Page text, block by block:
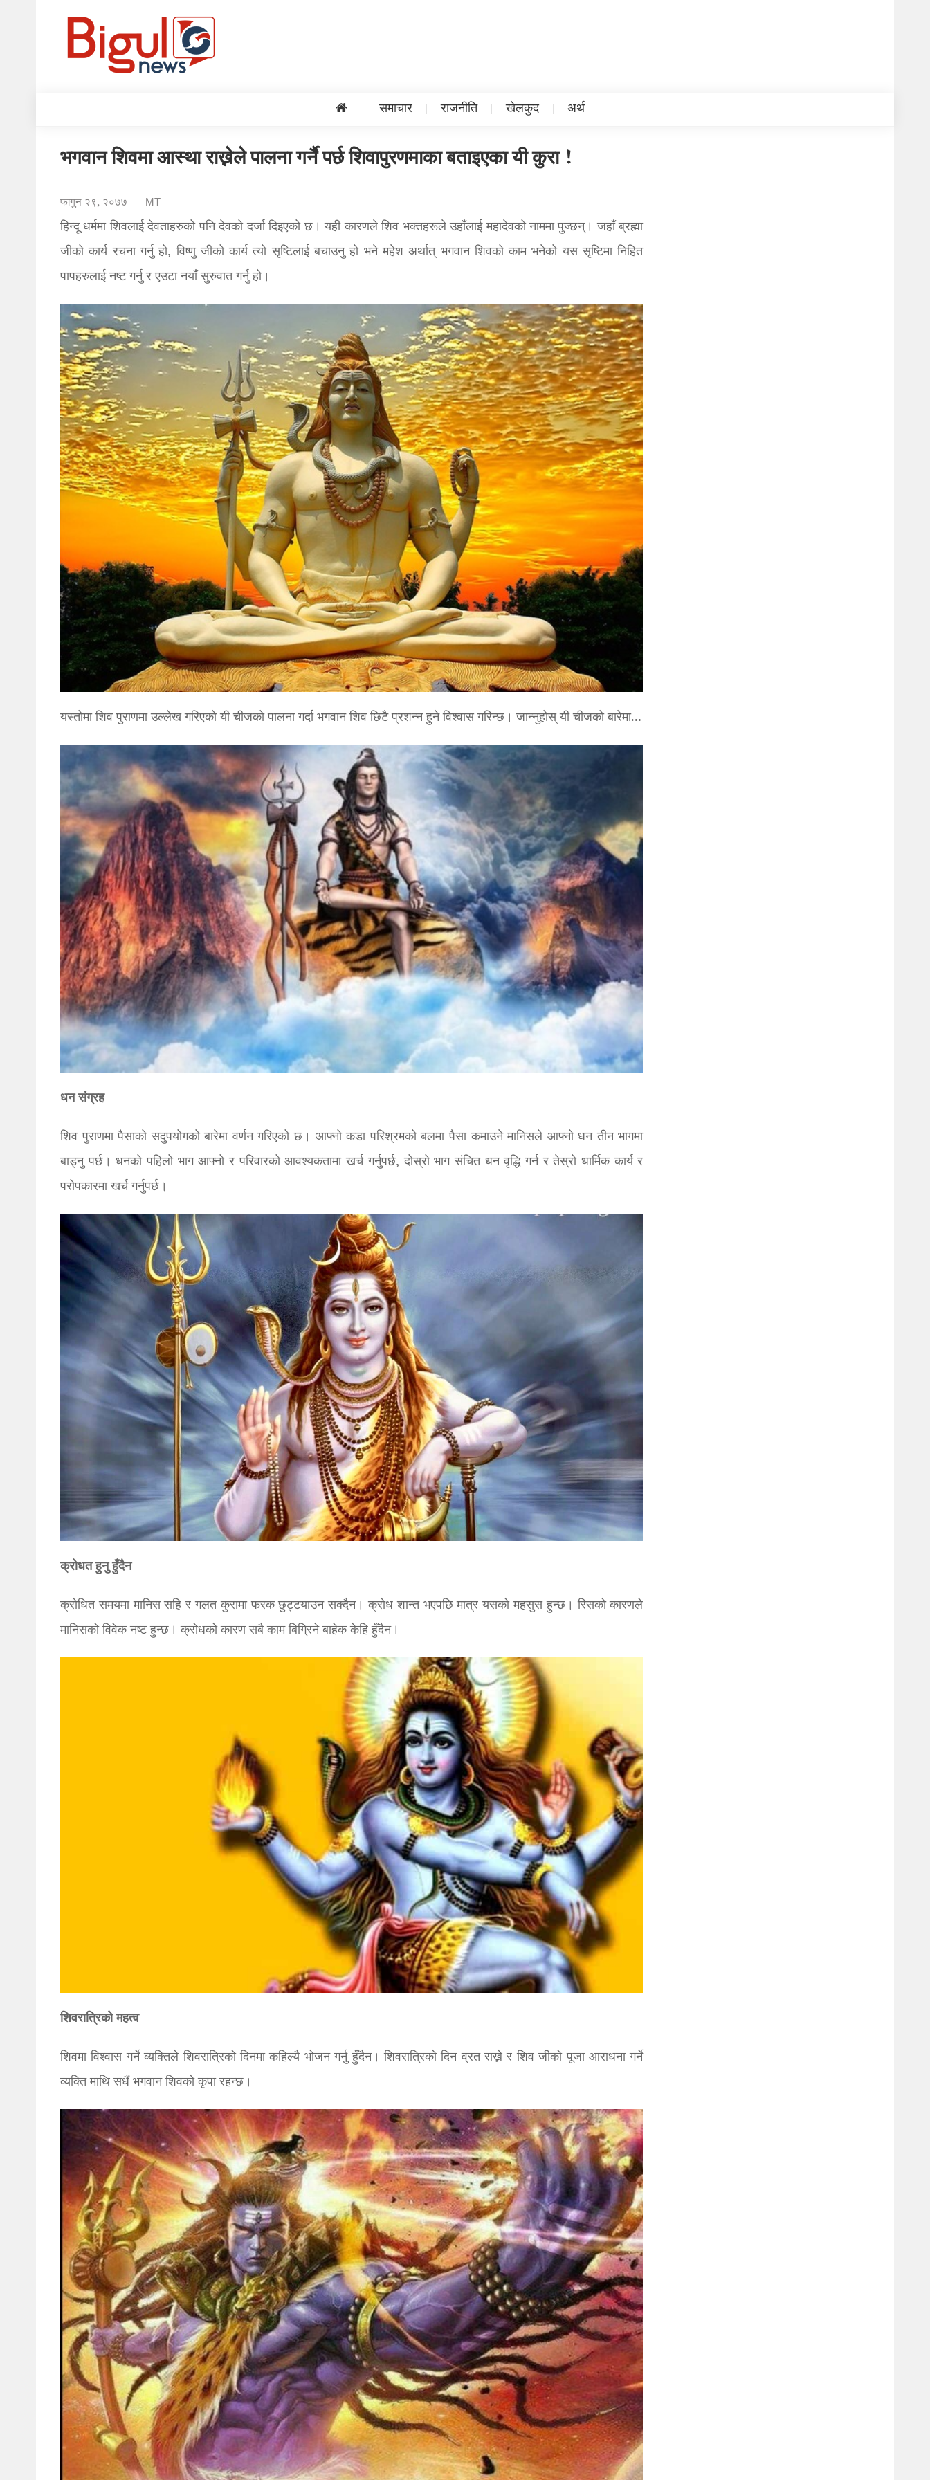
समाचार राजनीति खेलकुद अर्थ
भगवान शिवमा आस्था राख्नेले पालना गर्नै पर्छ शिवापुरणमाका बताइएका यी कुरा !
फागुन २९, २०७७ MT
हिन्दू धर्ममा शिवलाई देवताहरुको पनि देवको दर्जा दिइएको छ। यही कारणले शिव भक्तहरूले उहाँलाई महादेवको नाममा पुज्छन्। जहाँ ब्रह्मा
जीको कार्य रचना गर्नु हो, विष्णु जीको कार्य त्यो सृष्टिलाई बचाउनु हो भने महेश अर्थात् भगवान शिवको काम भनेको यस सृष्टिमा निहित
पापहरुलाई नष्ट गर्नु र एउटा नयाँ सुरुवात गर्नु हो।
यस्तोमा शिव पुराणमा उल्लेख गरिएको यी चीजको पालना गर्दा भगवान शिव छिटै प्रशन्न हुने विश्वास गरिन्छ। जान्नुहोस् यी चीजको बारेमा…
धन संग्रह
शिव पुराणमा पैसाको सदुपयोगको बारेमा वर्णन गरिएको छ। आफ्नो कडा परिश्रमको बलमा पैसा कमाउने मानिसले आफ्नो धन तीन भागमा
बाड्नु पर्छ। धनको पहिलो भाग आफ्नो र परिवारको आवश्यकतामा खर्च गर्नुपर्छ, दोस्रो भाग संचित धन वृद्धि गर्न र तेस्रो धार्मिक कार्य र
परोपकारमा खर्च गर्नुपर्छ।
क्रोधत हुनु हुँदैन
क्रोधित समयमा मानिस सहि र गलत कुरामा फरक छुट्टयाउन सक्दैन। क्रोध शान्त भएपछि मात्र यसको महसुस हुन्छ। रिसको कारणले
मानिसको विवेक नष्ट हुन्छ। क्रोधको कारण सबै काम बिग्रिने बाहेक केहि हुँदैन।
शिवरात्रिको महत्व
शिवमा विश्वास गर्ने व्यक्तिले शिवरात्रिको दिनमा कहिल्यै भोजन गर्नु हुँदैन। शिवरात्रिको दिन व्रत राख्ने र शिव जीको पूजा आराधना गर्ने
व्यक्ति माथि सधैं भगवान शिवको कृपा रहन्छ।